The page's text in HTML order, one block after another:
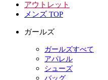
アウトレット
メンズ TOP
ガールズ
ガールズすべて
アパレル
シューズ
バッグ